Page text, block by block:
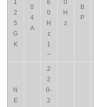
1
2
5
G
K
0
4
A
6
0
H
z
1
~
0
H
z
B
P
N
E
2
2
0-
2